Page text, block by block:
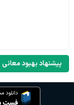
پیشنهاد بهبود معانی